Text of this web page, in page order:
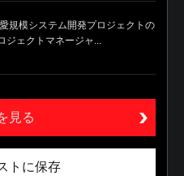
規模システム開発プロジェクトの
ジェクトマネージャ...
見る
トに保存